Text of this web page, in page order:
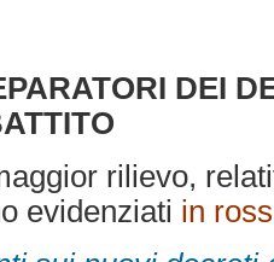
DEI
rilievo,
evidenziati in